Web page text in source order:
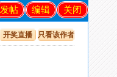
关闭
编辑
发帖
开奖直播 只看该作者